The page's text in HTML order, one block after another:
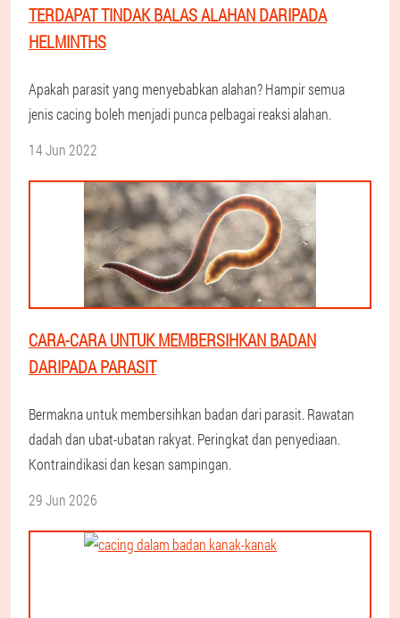
TERDAPAT TINDAK BALAS ALAHAN DARIPADA
HELMINTHS
Apakah parasit yang menyebabkan alahan? Hampir semua
jenis cacing boleh menjadi punca pelbagai reaksi alahan.
14 Jun 2022
CARA-CARA UNTUK MEMBERSIHKAN BADAN
DARIPADA PARASIT
Bermakna untuk membersihkan badan dari parasit. Rawatan
dadah dan ubat-ubatan rakyat. Peringkat dan penyediaan.
Kontraindikasi dan kesan sampingan.
29 Jun 2026